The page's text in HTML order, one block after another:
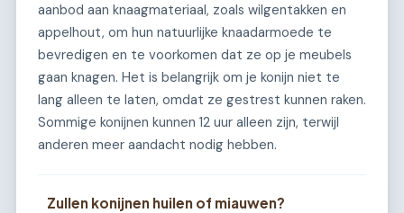
aanbod aan knaagmateriaal, zoals wilgentakken en
appelhout, om hun natuurlijke knaadarmoede te
bevredigen en te voorkomen dat ze op je meubels
gaan knagen. Het is belangrijk om je konijn niet te
lang alleen te laten, omdat ze gestrest kunnen raken.
Sommige konijnen kunnen 12 uur alleen zijn, terwijl
anderen meer aandacht nodig hebben.
Zullen konijnen huilen of miauwen?